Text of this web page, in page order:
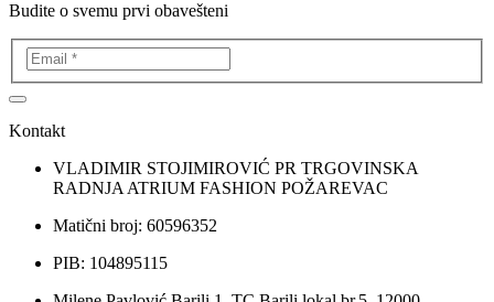
Budite o svemu prvi obavešteni
Kontakt
VLADIMIR STOJIMIROVIĆ PR TRGOVINSKA
RADNJA ATRIUM FASHION POŽAREVAC
Matični broj: 60596352
PIB: 104895115